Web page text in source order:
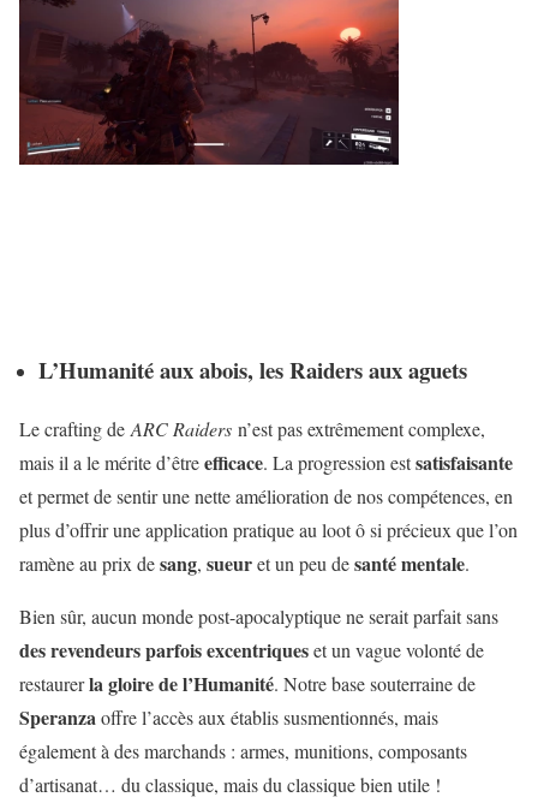
L’Humanité aux abois, les Raiders aux aguets
Le crafting de ARC Raiders n’est pas extrêmement complexe,
mais il a le mérite d’êtreefficace. La progression estsatisfaisante
et permet de sentir une nette amélioration de nos compétences, en
plus d’offrir une application pratique au loot ô si précieux que l’on
ramène au prix desang, sueuret un peu desanté mentale.
Bien sûr, aucun monde post-apocalyptique ne serait parfait sans
des revendeurs parfois excentriqueset un vague volonté de
restaurerla gloire de l’Humanité. Notre base souterraine de
Speranzaoffre l’accès aux établis susmentionnés, mais
également à des marchands : armes, munitions, composants
d’artisanat… du classique, mais du classique bien utile !